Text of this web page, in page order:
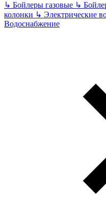
↳ Бойлеры газовые ↳
колонки ↳ Электрические
Водоснабжение